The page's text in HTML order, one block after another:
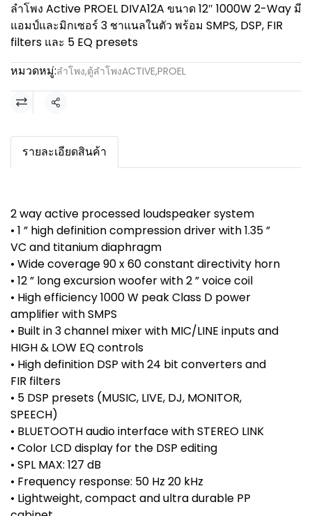
ลำโพง Active PROEL DIVA12A ขนาด 12″ 1000W 2-Way มี
แอมป์และมิกเซอร์ 3 ชาแนลในตัว พร้อม SMPS, DSP, FIR
filters และ 5 EQ presets
หมวดหมู่:ลำโพง,ตู้ลำโพงACTIVE,PROEL
แชร์
รายละเอียดสินค้า
2 way active processed loudspeaker system
• 1 ” high definition compression driver with 1.35 ”
VC and titanium diaphragm
• Wide coverage 90 x 60 constant directivity horn
• 12 ” long excursion woofer with 2 ” voice coil
• High efficiency 1000 W peak Class D power
amplifier with SMPS
• Built in 3 channel mixer with MIC/LINE inputs and
HIGH & LOW EQ controls
• High definition DSP with 24 bit converters and
FIR filters
• 5 DSP presets (MUSIC, LIVE, DJ, MONITOR,
SPEECH)
• BLUETOOTH audio interface with STEREO LINK
• Color LCD display for the DSP editing
• SPL MAX: 127 dB
• Frequency response: 50 Hz 20 kHz
• Lightweight, compact and ultra durable PP